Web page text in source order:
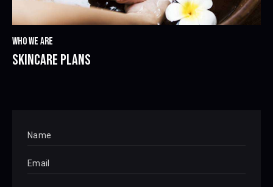
SKINCARE PLANS
WHO WE ARE